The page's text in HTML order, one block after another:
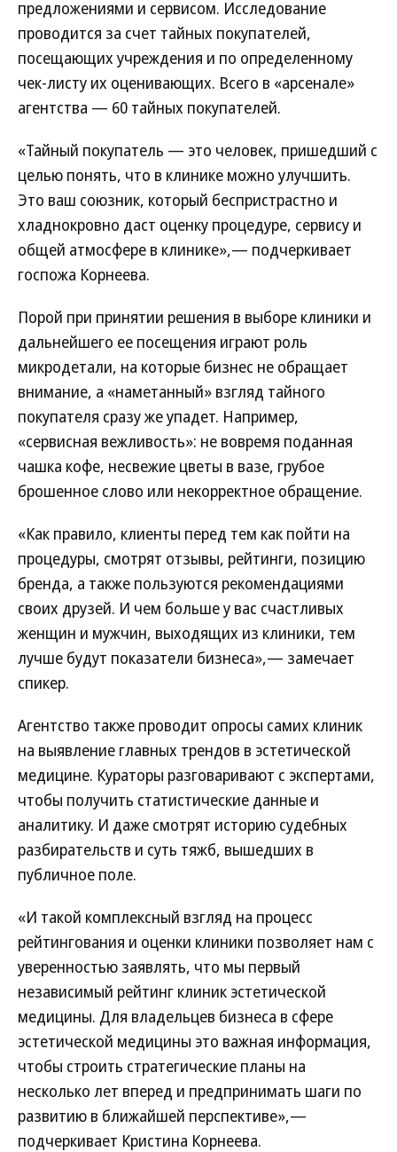
предложениями и сервисом. Исследование
проводится за счет тайных покупателей,
посещающих учреждения и по определенному
чек-листу их оценивающих. Всего в «арсенале»
агентства — 60 тайных покупателей.
«Тайный покупатель — это человек, пришедший с
целью понять, что в клинике можно улучшить.
Это ваш союзник, который беспристрастно и
хладнокровно даст оценку процедуре, сервису и
общей атмосфере в клинике»,— подчеркивает
госпожа Корнеева.
Порой при принятии решения в выборе клиники и
дальнейшего ее посещения играют роль
микродетали, на которые бизнес не обращает
внимание, а «наметанный» взгляд тайного
покупателя сразу же упадет. Например,
«сервисная вежливость»: не вовремя поданная
чашка кофе, несвежие цветы в вазе, грубое
брошенное слово или некорректное обращение.
«Как правило, клиенты перед тем как пойти на
процедуры, смотрят отзывы, рейтинги, позицию
бренда, а также пользуются рекомендациями
своих друзей. И чем больше у вас счастливых
женщин и мужчин, выходящих из клиники, тем
лучше будут показатели бизнеса»,— замечает
спикер.
Агентство также проводит опросы самих клиник
на выявление главных трендов в эстетической
медицине. Кураторы разговаривают с экспертами,
чтобы получить статистические данные и
аналитику. И даже смотрят историю судебных
разбирательств и суть тяжб, вышедших в
публичное поле.
«И такой комплексный взгляд на процесс
рейтингования и оценки клиники позволяет нам с
уверенностью заявлять, что мы первый
независимый рейтинг клиник эстетической
медицины. Для владельцев бизнеса в сфере
эстетической медицины это важная информация,
чтобы строить стратегические планы на
несколько лет вперед и предпринимать шаги по
развитию в ближайшей перспективе»,—
подчеркивает Кристина Корнеева.